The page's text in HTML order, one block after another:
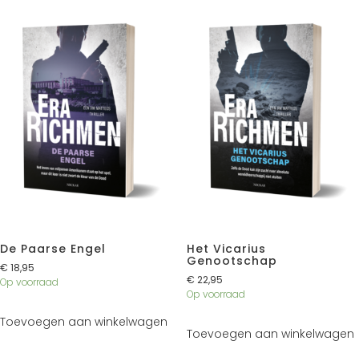
De Paarse Engel
€ 18,95
Op voorraad
Toevoegen aan winkelwagen
Het Vicarius
Genootschap
€ 22,95
Op voorraad
Toevoegen aan winkelwagen